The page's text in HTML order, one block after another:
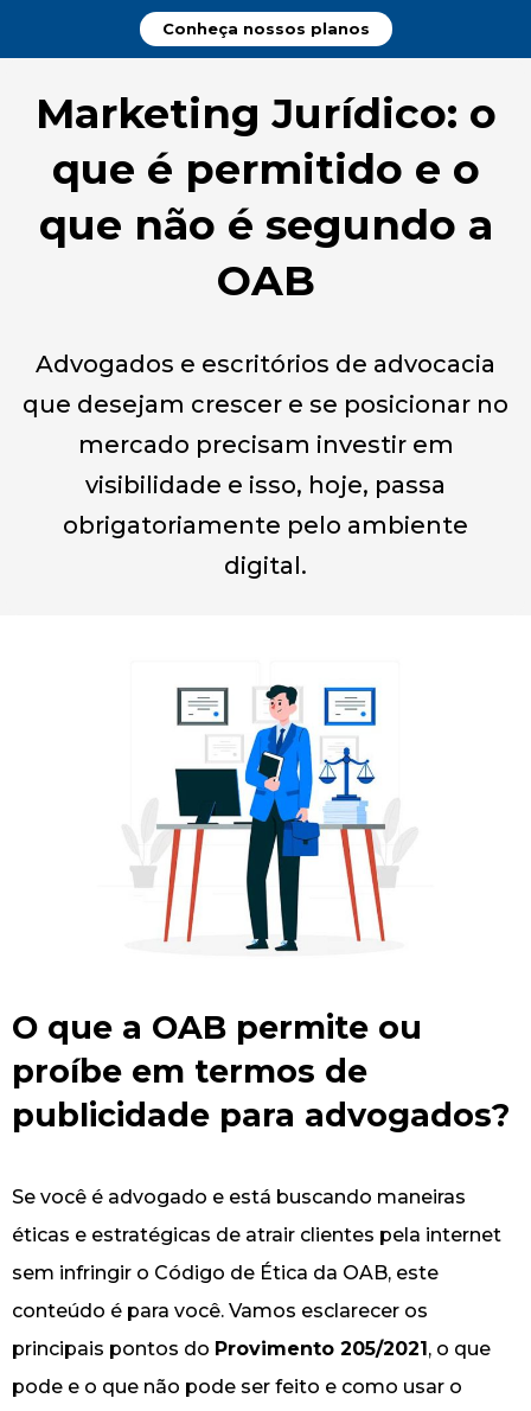
Conheça nossos planos
Marketing Jurídico: o
que é permitido e o
que não é segundo a
OAB
Advogados e escritórios de advocacia
que desejam crescer e se posicionar no
mercado precisam investir em
visibilidade e isso, hoje, passa
obrigatoriamente pelo ambiente
digital.
O que a OAB permite ou
proíbe em termos de
publicidade para advogados?
Se você é advogado e está buscando maneiras
éticas e estratégicas de atrair clientes pela internet
sem infringir o Código de Ética da OAB, este
conteúdo é para você. Vamos esclarecer os
principais pontos do Provimento 205/2021 , o que
pode e o que não pode ser feito e como usar o